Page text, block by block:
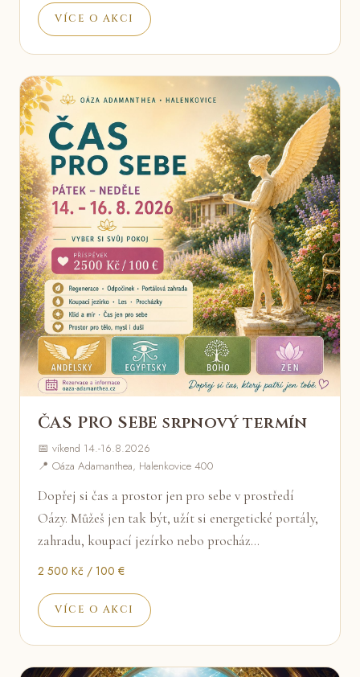
VÍCE O AKCI
ČAS PRO SEBE srpnový termín
📅 víkend 14.-16.8.2026
📍 Oáza Adamanthea, Halenkovice 400
Dopřej si čas a prostor jen pro sebe v prostředí
Oázy. Můžeš jen tak být, užít si energetické portály,
zahradu, koupací jezírko nebo procház…
2 500 Kč / 100 €
VÍCE O AKCI